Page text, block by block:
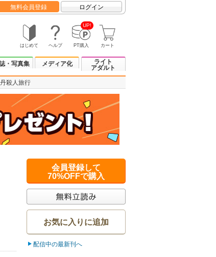
無料会員登録 ログイン
はじめて ヘルプ
UP!
PT購入 カート
・写真集 メディア化
ライト
アダルト
殺人旅行
会員登録して
70%OFFで購入
お気に入りに追加
配信中の最新刊へ